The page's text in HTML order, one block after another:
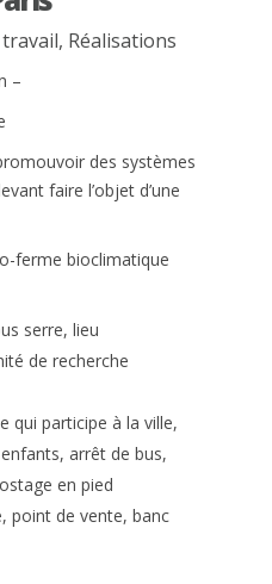
, Réalisations
–
des systèmes
faire l’objet d’une
ferme bioclimatique
serre, lieu
de recherche
qui participe à la ville,
arrêt de bus,
en pied
point de vente, banc